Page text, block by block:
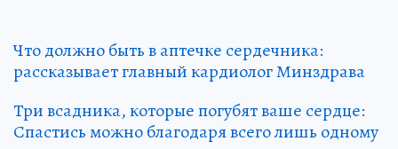
Что должно быть в аптечке сердечника:
рассказывает главный кардиолог Минздрава
Три всадника, которые погубят ваше сердце:
Спастись можно благодаря всего лишь одному